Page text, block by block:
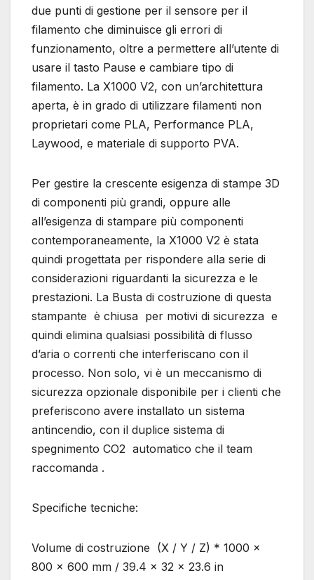
due punti di gestione per il sensore per il
filamento che diminuisce gli errori di
funzionamento, oltre a permettere all’utente di
usare il tasto Pause e cambiare tipo di
filamento. La X1000 V2, con un’architettura
aperta, è in grado di utilizzare filamenti non
proprietari come PLA, Performance PLA,
Laywood, e materiale di supporto PVA.
Per gestire la crescente esigenza di stampe 3D
di componenti più grandi, oppure alle
all’esigenza di stampare più componenti
contemporaneamente, la X1000 V2 è stata
quindi progettata per rispondere alla serie di
considerazioni riguardanti la sicurezza e le
prestazioni. La Busta di costruzione di questa
stampante è chiusa per motivi di sicurezza e
quindi elimina qualsiasi possibilità di flusso
d’aria o correnti che interferiscano con il
processo. Non solo, vi è un meccanismo di
sicurezza opzionale disponibile per i clienti che
preferiscono avere installato un sistema
antincendio, con il duplice sistema di
spegnimento CO2 automatico che il team
raccomanda .
Specifiche tecniche:
Volume di costruzione (X / Y / Z) * ​​1000 x
800 x 600 mm / 39.4 x 32 x 23.6 in